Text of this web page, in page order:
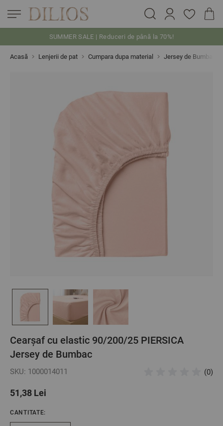
SUMMER SALE | Reduceri de până la 70%!
Acasă Lenjerii de pat Cumpara dupa material Jersey de Bumbac
Cearșaf cu elastic 90/200/25 PIERSICA
Jersey de Bumbac
SKU: 1000014011 (0)
51,38 Lei
CANTITATE: